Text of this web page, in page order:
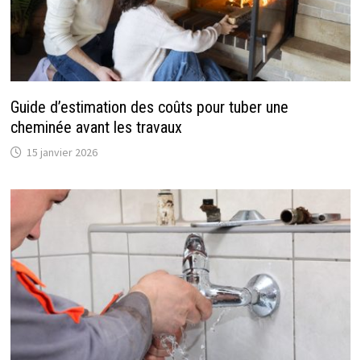
Guide d’estimation des coûts pour tuber une
cheminée avant les travaux
15 janvier 2026